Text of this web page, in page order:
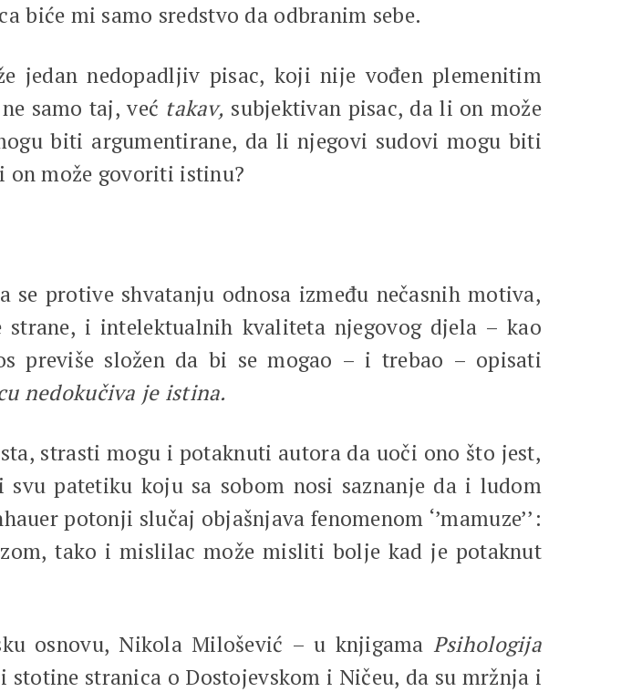
biće mi samo sredstvo da odbranim sebe.
jedan nedopadljiv pisac, koji nije vođen plemenitim
samo taj, već takav, subjektivan pisac, da li on može
biti argumentirane, da li njegovi sudovi mogu biti
može govoriti istinu?
protive shvatanju odnosa između nečasnih motiva,
i intelektualnih kvaliteta njegovog djela – kao
previše složen da bi se mogao – i trebao – opisati
nedokučiva je istina.
strasti mogu i potaknuti autora da uoči ono što jest,
patetiku koju sa sobom nosi saznanje da i ludom
potonji slučaj objašnjava fenomenom ‘’mamuze’’:
tako i mislilac može misliti bolje kad je potaknut
osnovu, Nikola Milošević – u knjigama Psihologija
stotine stranica o Dostojevskom i Ničeu, da su mržnja i